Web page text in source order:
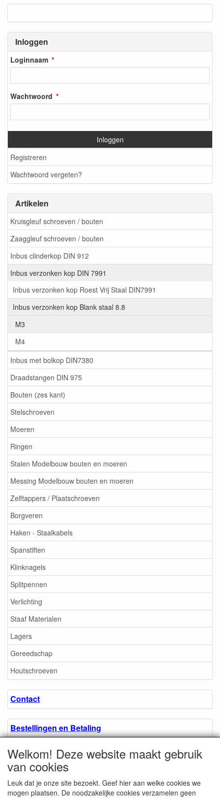
Inloggen
Loginnaam
Wachtwoord
Inloggen
Registreren
Wachtwoord vergeten?
Artikelen
Kruisgleuf schroeven / bouten
Zaaggleuf schroeven / bouten
Inbus clinderkop DIN 912
Inbus verzonken kop DIN 7991
Inbus verzonken kop Roest Vrij Staal DIN7991
Inbus verzonken kop Blank staal 8.8
M3
M4
Inbus met bolkop DIN7380
Draadstangen DIN 975
Bouten (zes kant)
Stelschroeven
Moeren
Ringen
Stalen Modelbouw bouten en moeren
Messing Modelbouw bouten en moeren
Zelftappers / Plaatschroeven
Borgveren
Haken - Staalkabels
Spanstiften
Klinknagels
Splitpennen
Verlichting
Staaf Materialen
Lagers
Gereedschap
Houtschroeven
Contact
Bestellingen en Betaling
Algemene voorwaarden
Over ons.
Welkom! Deze website maakt gebruik
van cookies
Leuk dat je onze site bezoekt. Geef hier aan welke cookies we
mogen plaatsen. De noodzakelijke cookies verzamelen geen